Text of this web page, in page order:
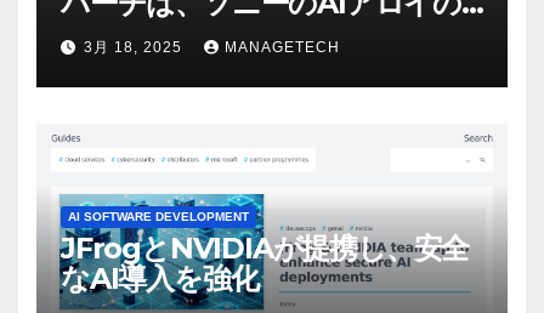
ビデオを見て「ゲームパフォー
マンスという芸術形式に不安を
感じた」と語る – IGN
3月 18, 2025 MANAGETECH
AI SOFTWARE DEVELOPMENT
JFrogとNVIDIAが提携し、安全
なAI導入を強化